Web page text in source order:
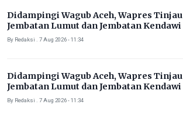
Didampingi Wagub Aceh, Wapres Tinjau
Jembatan Lumut dan Jembatan Kendawi
By Redaksi . 7 Aug 2026 - 11:34
Didampingi Wagub Aceh, Wapres Tinjau
Jembatan Lumut dan Jembatan Kendawi
By Redaksi . 7 Aug 2026 - 11:34